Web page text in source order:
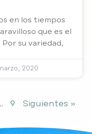
en los tiempos
que es el
su variedad,
2020
9 Siguientes »